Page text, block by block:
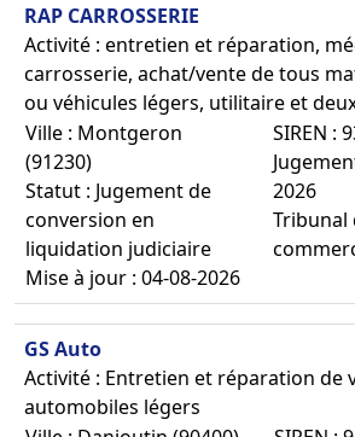
RAP CARROSSERIE
Activité : entretien et réparation,
carrosserie, achat/vente de tous
ou véhicules légers, utilitaire et
Ville : Montgeron
(91230)
Statut : Jugement de
conversion en
liquidation judiciaire
Mise à jour : 04-08-2026
SIREN :
2026
Tribunal
GS Auto
Activité : Entretien et réparation de
automobiles légers